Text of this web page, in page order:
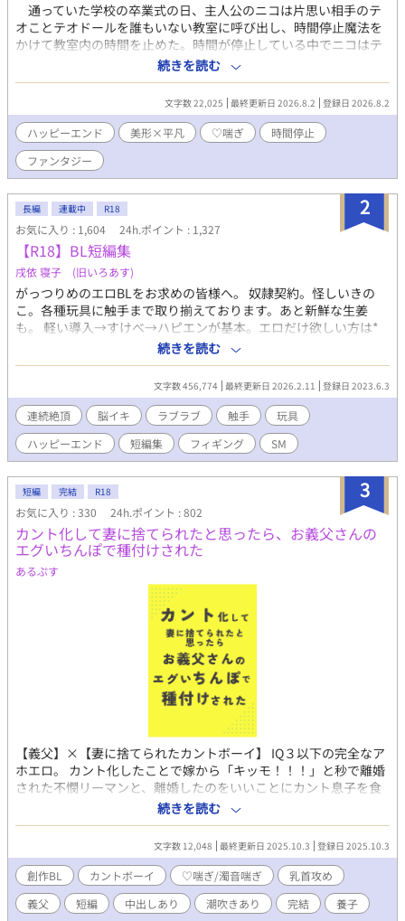
通っていた学校の卒業式の日、主人公のニコは片思い相手のテ
オことテオドールを誰もいない教室に呼び出し、時間停止魔法を
かけて教室内の時間を止めた。時間が停止している中でニコはテ
オにキスをして、秘めていた想いを告白する。魔法を解除し別れ
の言葉を言うつもりだったニコだが、テオから言いくるめられ卒
業後もしばしば会うこととなった。せめてもう二度と時間停止魔
法は使わないとニコは決意する。 しかしその決意虚しく、結局
ニコは卒業後もテオに対し時間停止魔法を何度もかけてしまって
いた。ニコの家で一緒に夕飯を食べたあと、ニコはテオの時間を
止めキスやフェラをしていく。テオが帰ったあとはテオを思い出
しながらニコは自慰をする。そんな日々が続いていた。 しかし
ある日別の友人から、テオには好きな人がいるという話を聞いて
しまったニコは――。 主人公が片思い相手の犬獣人に時間停止魔
法をかけてあれやこれやする話。 成分表：♡喘ぎ 潮吹き ゆるフ
ァンタジーな世界観です
続きを読む
文字数 22,025 最終更新日 2026.8.2 登録日 2026.8.2
ハッピーエンド 美形×平凡 ♡喘ぎ
時間停止
ファンタジー
2
長編 連載中 R18
お気に入り : 1,604 24h.ポイント : 1,327
【R18】BL短編集
戌依 寝子 (旧いろあす)
がっつりめのエロBLをお求めの皆様へ。 奴隷契約。怪しいきの
こ。各種玩具に触手まで取り揃えております。あと新鮮な生姜
も。 軽い導入→すけべ→ハピエンが基本。エロだけ欲しい方は*
マークを探してください。 各話の内容を下記よりご参照の上お好
みのお話をお読みいただければと思います。 お気に召すものがあ
りますように。 【のんびり雑談】 →敬語、言葉攻め、強制・連続
絶頂、前立腺、潮吹き 【ロングアイランド・アイスティー】 →甘
め、攻フェラ、誘い受、ハッピーエンド 【家なき子】 →玩具(ロ
ーター、ニプルクリップ、ディルド、ブジー)･前立腺･強制絶頂･
失禁･失神･潮吹き、結腸、尿道、メス堕ち、ハッピーエンド 【冒
険の書】 →ファンタジー、触手、前立腺、時間停止(少)、潮吹
き、結腸責め、強制・連続絶頂、尿道、ハッピーエンド？ 【探偵
物語】 →強制・連続絶頂、潮吹き、甘々、ハッピーエンド 【九蓮
宝灯】 →鬼畜、イラマチオ、潮吹き、前立腺、連続絶頂、失神、
ハッピーエンド(多分) 【2憶4000万の男】 →焦らし、攻フェラ、
メンソール、強制・連続絶頂、前立腺、潮吹き、(洗脳？)、ハッ
ピーエンド？ 【スイングボーイズ】 →3P、攻フェラ、イラマチ
オ、喉イキ、前立腺、強制絶頂、潮吹き、呼吸管理、ハッピーエ
ンド 【物実の鏡】 →続編（冒険の書）、じれじれ後甘々、ストー
リーメイン、ハッピーエンド 【蓼食う虫も好き好き】 →催淫、連
続絶頂、潮吹き、素股、青姦、甘め、ハッピーエンド 【皇帝ペン
ギン】 →ほんのりハーレム、攻フェラ、前立腺、連続・強制絶
頂、潮吹き、溺愛鬼畜、ハッピーエンド 【開発事業は突然に】 →
視姦オナ、イラマチオ、結腸、メスイキ、前立腺、連続絶頂、強
制絶頂、鬼畜、ハッピーエンド 【部屋とワセリンと鋏】 →前立
腺、失神、強制・連続絶頂、巨根、結腸、溺愛鬼畜、ハッピーエ
ンド 【しょうがあるけどしょうがない】 →敬語攻、鬼畜、ビッチ
受、山芋、生姜(フィギング)、前立腺、強制・連続絶頂、ハッピ
ーエンド 【頭が痛いと言ってくれ！】 →催眠(脳イキ)、焦らし、
強制・連続絶頂、潮吹き、ハッピーエンド エロだけ欲しい方は*
マークを探してください。 プロットもなければ登場人物も全く考
えずに書き進める行き当たりばったり作品ばかりです。 容姿の描
写を省くことが多いのでお好みに合わせて妄想力を滾らせてくだ
さい。 導入が長いことが増えてきたので、開始時は1週間くらい
放置したらちょうどいいと思います。 ストーリーなんていらね
ぇ、ただエロが読みたいんだ。って時、覗いてやってください。
少しでも楽しんでいただけると幸いです。
続きを読む
文字数 456,774 最終更新日 2026.2.11 登録日 2023.6.3
連続絶頂 脳イキ ラブラブ 触手
玩具
ハッピーエンド
短編集 フィギング SM
3
短編 完結 R18
お気に入り : 330 24h.ポイント : 802
カント化して妻に捨てられたと思ったら、お義父さんの
エグいちんぽで種付けされた
あるぷす
【義父】×【妻に捨てられたカントボーイ】 IQ３以下の完全なア
ホエロ。 カント化したことで嫁から「キッモ！！！」と秒で離婚
された不憫リーマンと、離婚したのをいいことにカント息子を食
いに来たニッコリ紳士の義父の話。 義父の甘やかしドスケベセッ
により、最終的に喜んでお嫁さんになっちゃう受け。 カントボー
イ／♡喘ぎ／濁音喘ぎ／乳首責め／指マン／ま〇こ舐め／中出し
／潮吹き／ともかくなんでもアリ。
続きを読む
文字数 12,048 最終更新日 2025.10.3 登録日 2025.10.3
創作BL カントボーイ ♡喘ぎ/濁音喘ぎ
乳首攻め
義父
短編 中出しあり 潮吹きあり 完結 養子